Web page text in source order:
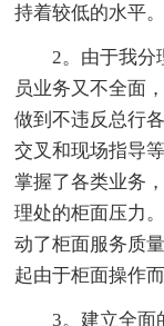
持着较低的水平。
2。由于我分
员业务又不全面
做到不违反总行
交叉和现场指导
掌握了各类业务
理处的柜面压力
动了柜面服务质
起由于柜面操作
3。建立全面